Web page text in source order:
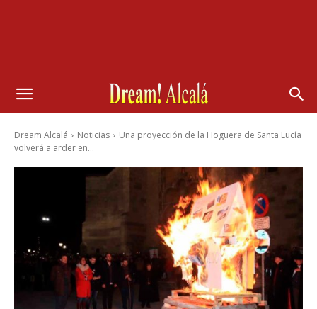
Dream Alcalá Noticias
Una proyección de la Hoguera de Santa Lucía
volverá a arder en...